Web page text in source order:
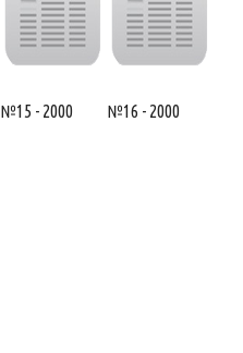
№15 - 2000 №16 - 2000